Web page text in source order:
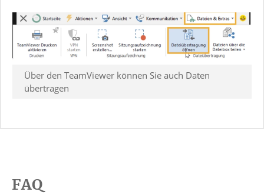
Über den TeamViewer können Sie auch Daten
übertragen
FAQ